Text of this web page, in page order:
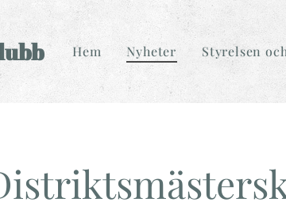
Hem Nyheter Styrelsen